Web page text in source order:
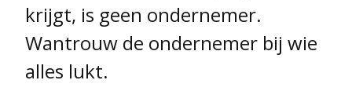
krijgt, is geen ondernemer.
Wantrouw de ondernemer bij wie
alles lukt.